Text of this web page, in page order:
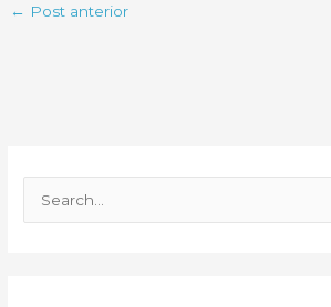
← Post anterior
e